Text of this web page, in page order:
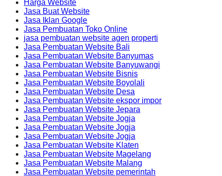
Harga Website
Jasa Buat Website
Jasa Iklan Google
Jasa Pembuatan Toko Online
jasa pembuatan website agen properti
Jasa Pembuatan Website Bali
Jasa Pembuatan Website Banyumas
Jasa Pembuatan Website Banyuwangi
Jasa Pembuatan Website Bisnis
Jasa Pembuatan Website Boyolali
Jasa Pembuatan Website Desa
Jasa Pembuatan Website ekspor impor
Jasa Pembuatan Website Jepara
Jasa Pembuatan Website Jogja
Jasa Pembuatan Website Jogja
Jasa Pembuatan Website Jogja
Jasa Pembuatan Website Klaten
Jasa Pembuatan Website Magelang
Jasa Pembuatan Website Malang
Jasa Pembuatan Website pemerintah